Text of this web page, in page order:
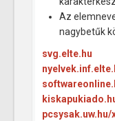
Az
nagybetűk
svg.elte.hu
pcsysak.uw.hu/